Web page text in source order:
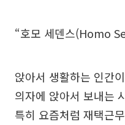
“호모 세덴스(Homo
앉아서 생활하는 인간
의자에 앉아서 보내는
특히 요즘처럼 재택근